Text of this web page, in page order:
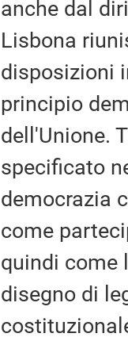
anche dal
Lisbona
disposizioni
principio
dell'Unione.
specificato
democrazia
come
quindi come
disegno di